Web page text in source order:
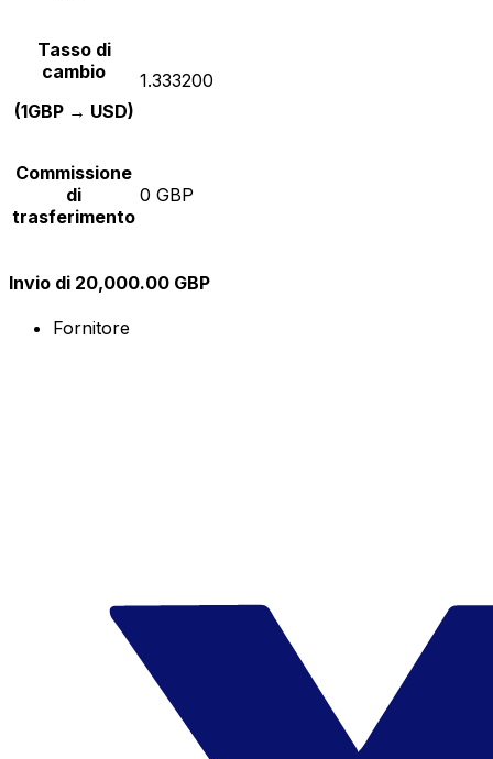
Tasso di
cambio
(1GBP → USD)
1.333200
Commissione
di
trasferimento
0 GBP
Invio di 20,000.00 GBP
Fornitore